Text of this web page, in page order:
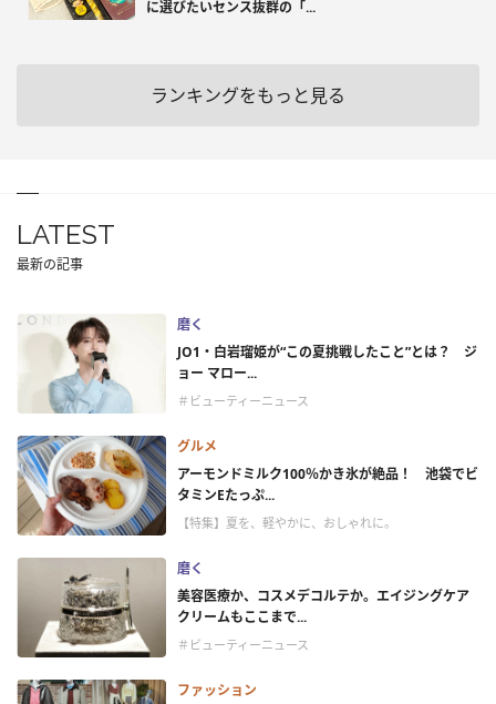
に選びたいセンス抜群の「...
ランキングをもっと見る
LATEST
最新の記事
磨く
JO1・白岩瑠姫が“この夏挑戦したこと”とは？ ジ
ョー マロー...
＃ビューティーニュース
グルメ
アーモンドミルク100％かき氷が絶品！ 池袋でビ
タミンEたっぷ...
【特集】夏を、軽やかに、おしゃれに。
磨く
美容医療か、コスメデコルテか。エイジングケア
クリームもここまで...
＃ビューティーニュース
ファッション